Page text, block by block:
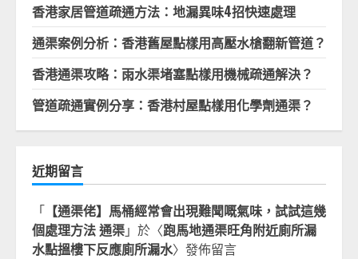
香港家居管道疏通方法：地漏異味4招快速處理
通渠案例分析：香港舊屋點樣用高壓水槍翻新管道？
香港通渠攻略：雨水渠堵塞點樣用機械疏通解決？
管道疏通實例分享：香港村屋點樣用化學劑通渠？
近期留言
「 【通渠佬】馬桶經常會出現難聞嘅氣味，試試這幾
個處理方法 通渠」於〈跑馬地通渠旺角附近廁所漏
水點搵樓下反應廁所漏水〉發佈留言